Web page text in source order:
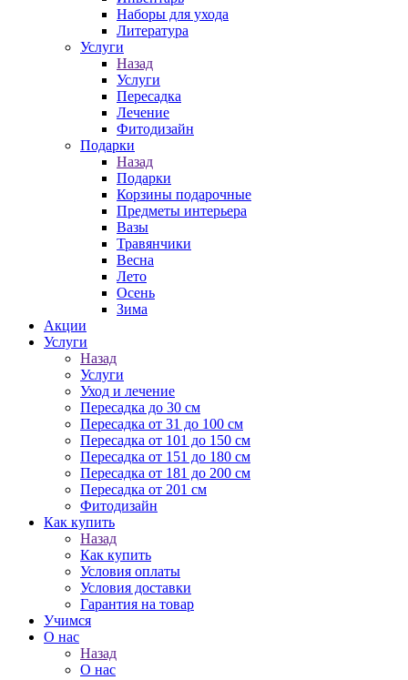
Наборы для ухода
Литература
Услуги
Назад
Услуги
Пересадка
Лечение
Фитодизайн
Подарки
Назад
Подарки
Корзины подарочные
Предметы интерьера
Вазы
Травянчики
Весна
Лето
Осень
Зима
Акции
Услуги
Назад
Услуги
Уход и лечение
Пересадка до 30 см
Пересадка от 31 до 100 см
Пересадка от 101 до 150 см
Пересадка от 151 до 180 см
Пересадка от 181 до 200 см
Пересадка от 201 см
Фитодизайн
Как купить
Назад
Как купить
Условия оплаты
Условия доставки
Гарантия на товар
Учимся
О нас
Назад
О нас